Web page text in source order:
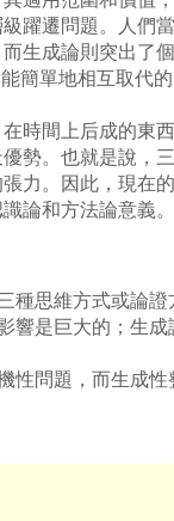
躍遷問題。人們
生成論則突出了
簡單地相互取代
時間上后成的東
勢。也就是說，
力。因此，現在
論和方法論意義。
思維方式或論證
響是巨大的；生成
性問題，而生成性